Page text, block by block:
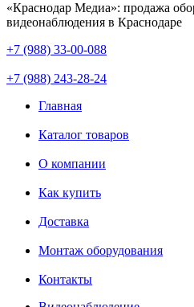
«Краснодар Медиа»: продажа
видеонаблюдения в Краснодаре
+7 (988) 33-00-088
+7 (988) 243-28-24
Главная
Каталог товаров
О компании
Как купить
Доставка
Монтаж оборудования
Контакты